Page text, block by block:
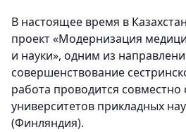
В настоящее время в
проект «Модернизация
и науки», одним из
совершенствование
работа проводится совместно
университетов прикладных
(Финляндия).